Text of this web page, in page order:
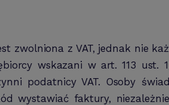
zwolniona z VAT, jednak nie
wskazani w art. 113 ust.
podatnicy VAT. Osoby
wystawiać faktury,